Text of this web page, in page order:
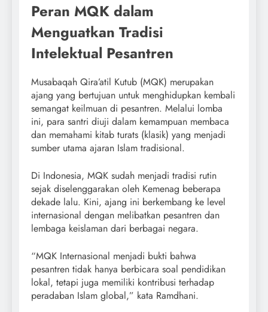
Peran MQK dalam
Menguatkan Tradisi
Intelektual Pesantren
Musabaqah Qira’atil Kutub (MQK) merupakan
ajang yang bertujuan untuk menghidupkan kembali
semangat keilmuan di pesantren. Melalui lomba
ini, para santri diuji dalam kemampuan membaca
dan memahami kitab turats (klasik) yang menjadi
sumber utama ajaran Islam tradisional.
Di Indonesia, MQK sudah menjadi tradisi rutin
sejak diselenggarakan oleh Kemenag beberapa
dekade lalu. Kini, ajang ini berkembang ke level
internasional dengan melibatkan pesantren dan
lembaga keislaman dari berbagai negara.
“MQK Internasional menjadi bukti bahwa
pesantren tidak hanya berbicara soal pendidikan
lokal, tetapi juga memiliki kontribusi terhadap
peradaban Islam global,” kata Ramdhani.